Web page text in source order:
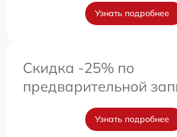
Узнать подробнее
Скидка -25% по
предварительной
Узнать подробнее